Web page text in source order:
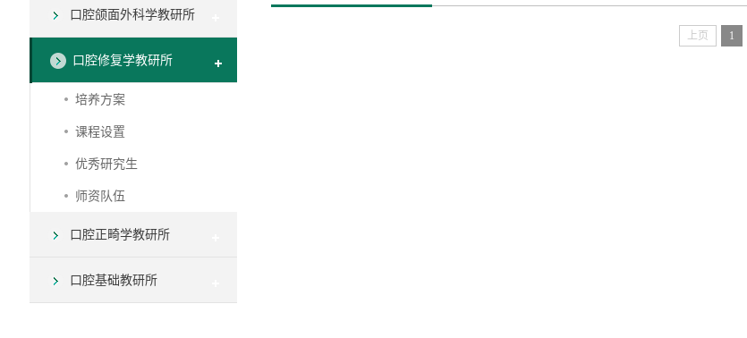
口腔颌面外科学教研所
口腔修复学教研所
培养方案
课程设置
优秀研究生
师资队伍
口腔正畸学教研所
口腔基础教研所
上页 1